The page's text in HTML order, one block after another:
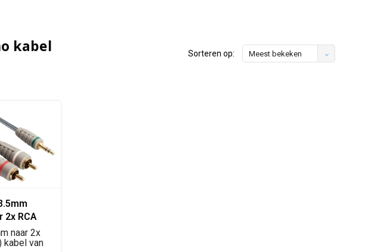
kabel Sorteren op: Meest bekeken
2x RCA
1.2m
naar 2x
kabel van